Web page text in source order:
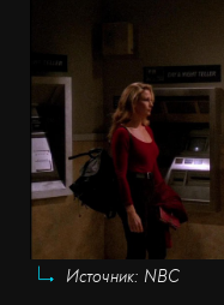
Источник: NBC